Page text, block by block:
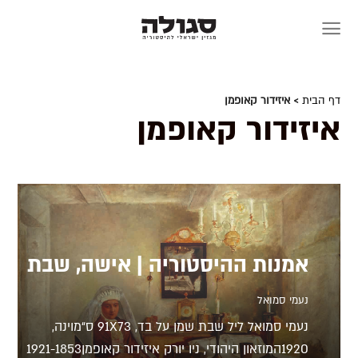
דף הבית > איזידור קאופמן
איזידור קאופמן
אמנות ההיסטוריה | אישה, שבת
נעמי סמואל
נעמי סמואל ליל שבת שמן על בד, 91X73 ס“מוינה,
1920המוזאון היהודי, ניו יורק איזידור קאופמן1921-1853